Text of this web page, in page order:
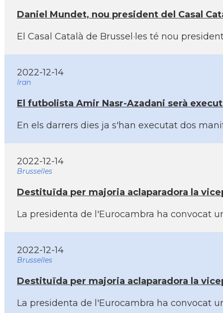
Daniel Mundet, nou president del Casal
El Casal Català de Brussel·les té nou
2022-12-14
Iran
El futbolista Amir Nasr-Azadani serà
En els darrers dies ja s'han executat dos
2022-12-14
Brusselles
Destituïda per majoria aclaparadora la
La presidenta de l'Eurocambra ha convocat
2022-12-14
Brusselles
Destituïda per majoria aclaparadora la
La presidenta de l'Eurocambra ha convocat